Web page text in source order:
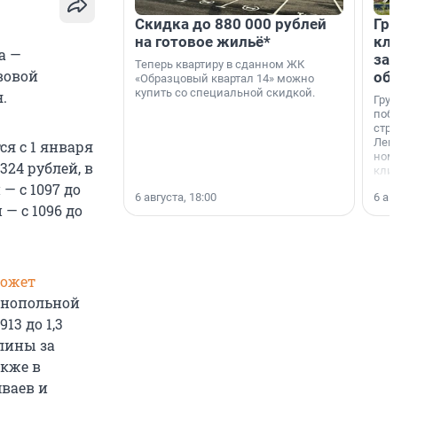
—
с 1 января
рублей, в
с 1097 до
с 1096 до
до 1,3
за
в
и
Скидка до 880 000 рублей
на готовое жильё*
Теперь квартиру в сданном ЖК
«Образцовый квартал 14» можно
купить со специальной скидкой.
6 августа, 18:00
Группа
области».
6